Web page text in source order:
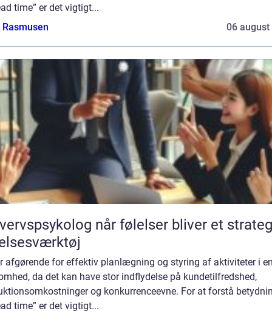
time” er det vigtigt...
06 august
når følelser bliver et strategisk
afgørende for effektiv planlægning og styring af aktiviteter i
da det kan have stor indflydelse på kundetilfredshed,
og konkurrenceevne. For at forstå
time” er det vigtigt...